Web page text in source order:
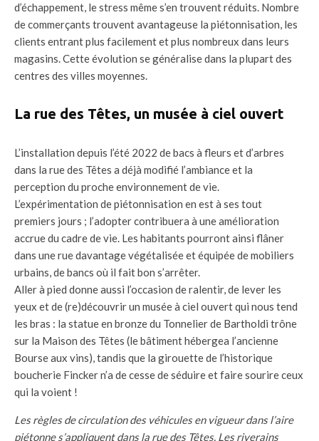
d’échappement, le stress même s’en trouvent réduits. Nombre
de commerçants trouvent avantageuse la piétonnisation, les
clients entrant plus facilement et plus nombreux dans leurs
magasins. Cette évolution se généralise dans la plupart des
centres des villes moyennes.
La rue des Têtes, un musée à ciel ouvert
L’installation depuis l’été 2022 de bacs à fleurs et d’arbres
dans la rue des Têtes a déjà modifié l’ambiance et la
perception du proche environnement de vie.
L’expérimentation de piétonnisation en est à ses tout
premiers jours ; l’adopter contribuera à une amélioration
accrue du cadre de vie. Les habitants pourront ainsi flâner
dans une rue davantage végétalisée et équipée de mobiliers
urbains, de bancs où il fait bon s’arrêter.
Aller à pied donne aussi l’occasion de ralentir, de lever les
yeux et de (re)découvrir un musée à ciel ouvert qui nous tend
les bras : la statue en bronze du Tonnelier de Bartholdi trône
sur la Maison des Têtes (le bâtiment hébergea l’ancienne
Bourse aux vins), tandis que la girouette de l’historique
boucherie Fincker n’a de cesse de séduire et faire sourire ceux
qui la voient !
Les règles de circulation des véhicules en vigueur dans l’aire
piétonne s’appliquent dans la rue des Têtes. Les riverains